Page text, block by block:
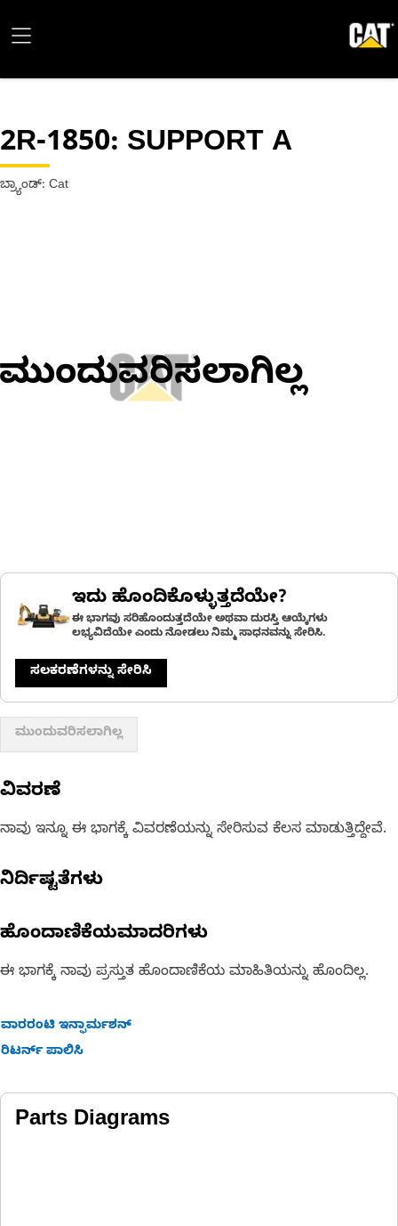
2R-1850: SUPPORT A
ಬ್ರ್ಯಾಂಡ್: Cat
ಮುಂದುವರಿಸಲಾಗಿಲ್ಲ
ಇದು ಹೊಂದಿಕೊಳ್ಳುತ್ತದೆಯೇ?
ಈ ಭಾಗವು ಸರಿಹೊಂದುತ್ತದೆಯೇ ಅಥವಾ ದುರಸ್ತಿ ಆಯ್ಕೆಗಳು
ಲಭ್ಯವಿದೆಯೇ ಎಂದು ನೋಡಲು ನಿಮ್ಮ ಸಾಧನವನ್ನು ಸೇರಿಸಿ.
ಸಲಕರಣೆಗಳನ್ನು ಸೇರಿಸಿ
ಮುಂದುವರಿಸಲಾಗಿಲ್ಲ
ವಿವರಣೆ
ನಾವು ಇನ್ನೂ ಈ ಭಾಗಕ್ಕೆ ವಿವರಣೆಯನ್ನು ಸೇರಿಸುವ ಕೆಲಸ ಮಾಡುತ್ತಿದ್ದೇವೆ.
ನಿರ್ದಿಷ್ಟತೆಗಳು
ಹೊಂದಾಣಿಕೆಯಮಾದರಿಗಳು
ಈ ಭಾಗಕ್ಕೆ ನಾವು ಪ್ರಸ್ತುತ ಹೊಂದಾಣಿಕೆಯ ಮಾಹಿತಿಯನ್ನು ಹೊಂದಿಲ್ಲ.
ವಾರರಂಟಿ ಇನ್ಫಾರ್ಮಶನ್
ರಿಟರ್ನ್ ಪಾಲಿಸಿ
Parts Diagrams